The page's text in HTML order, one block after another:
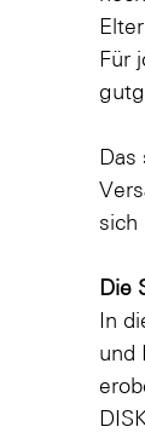
Für
Das
sich
Die
In
und